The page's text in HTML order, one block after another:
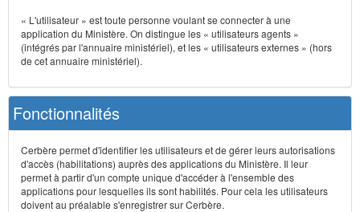
« L'utilisateur » est toute personne voulant se connecter à une
application du Ministère. On distingue les « utilisateurs agents »
(intégrés par l'annuaire ministériel), et les « utilisateurs externes » (hors
de cet annuaire ministériel).
Fonctionnalités
Cerbère permet d'identifier les utilisateurs et de gérer leurs autorisations
d'accès (habilitations) auprès des applications du Ministère. Il leur
permet à partir d'un compte unique d'accéder à l'ensemble des
applications pour lesquelles ils sont habilités. Pour cela les utilisateurs
doivent au préalable s'enregistrer sur Cerbère.